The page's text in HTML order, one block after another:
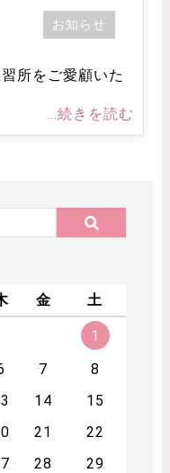
お知らせ
所をご愛顧いた
...続きを読む
金 土
1
7
8
14
15
21
22
28
29